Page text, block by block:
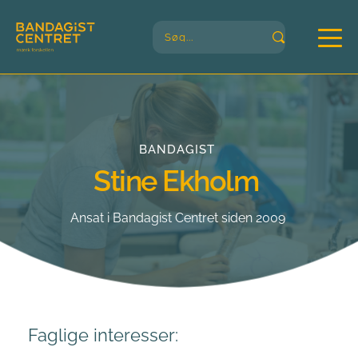
Søg...
BANDAGIST
Stine Ekholm
Ansat i Bandagist Centret siden 2009
Faglige interesser: